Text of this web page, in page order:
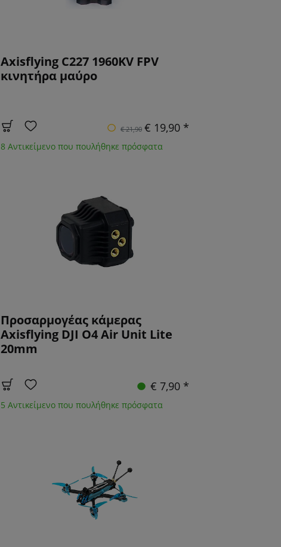
Axisflying C227 1960KV FPV
κινητήρα μαύρο
€ 21,90 € 19,90 *
8 Αντικείμενο που πουλήθηκε πρόσφατα
Προσαρμογέας κάμερας
Axisflying DJI O4 Air Unit Lite
20mm
€ 7,90 *
5 Αντικείμενο που πουλήθηκε πρόσφατα